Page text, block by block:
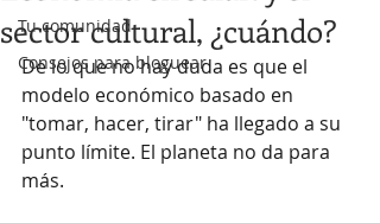
Tu comunidad
Consejos para bloguear
sector cultural, ¿cuándo?
De lo que no hay duda es que el
modelo económico basado en
"tomar, hacer, tirar" ha llegado a su
punto límite. El planeta no da para
más.